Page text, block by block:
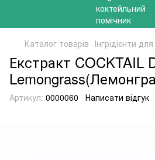
Каталог товарів Інгрідієнти
Екстракт COCKTAIL
Артикул: 0000060 Написати відгук